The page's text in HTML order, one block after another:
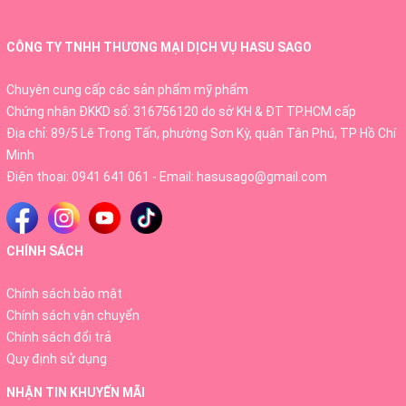
thấm sâu vào chỗ thâm, sạm đen trên bề mặt da,
dào giúp da trắng sáng mịn màng.
- Với công thức không chứa chất kí ch ứn g da
(như màu nhân tạo, paraben, dầu khoáng), tinh
chất Beppin thích hợp với mọi loại da, kể cả da
nhạy cảm nhất.
Công dụng
– Cải thiện sắc tố da vùng bikini, nách, nhũ hoa,…
kích thích tái tạo tế bào mới.
CÔNG TY TNHH THƯƠNG MẠI DỊCH VỤ HASU SAGO
Chuyên cung cấp các sản phẩm mỹ phẩm
Chứng nhận ĐKKD số: 316756120 do sở KH & ĐT TP.HCM cấp
Địa chỉ: 89/5 Lê Trọng Tấn, phường Sơn Kỳ, quận Tân Phú, TP Hồ Chí
Minh
Điện thoại: 0941 641 061 - Email: hasusago@gmail.com
CHÍNH SÁCH
Chính sách bảo mật
Chính sách vận chuyển
Chính sách đổi trả
Quy định sử dụng
NHẬN TIN KHUYẾN MÃI